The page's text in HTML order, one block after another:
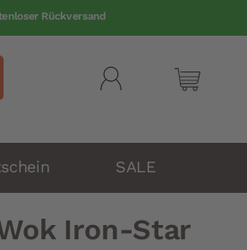
Rückversand
Mein
SALE
Iron-Star